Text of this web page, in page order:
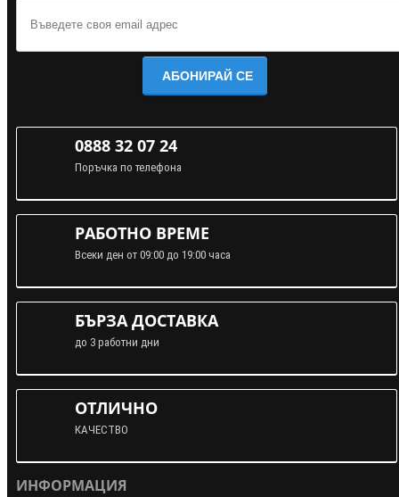
АБОНИРАЙ СЕ
0888 32 07 24
Поръчка по телефона
РАБОТНО ВРЕМЕ
Всеки ден от 09:00 до 19:00 часа
БЪРЗА ДОСТАВКА
до 3 работни дни
ОТЛИЧНО
КАЧЕСТВО
ИНФОРМАЦИЯ